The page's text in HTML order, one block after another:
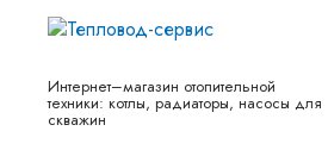
Контакты
Интернет–магазин отопительной
техники: котлы, радиаторы, насосы для
скважин